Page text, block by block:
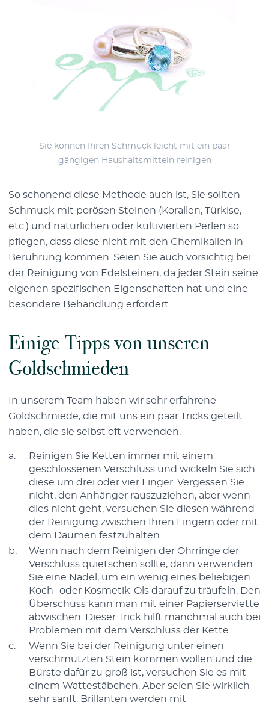
Sie können Ihren Schmuck leicht mit ein paar
gängigen Haushaltsmitteln reinigen
So schonend diese Methode auch ist, Sie sollten
Schmuck mit porösen Steinen (Korallen, Türkise,
etc.) und natürlichen oder kultivierten Perlen so
pflegen, dass diese nicht mit den Chemikalien in
Berührung kommen. Seien Sie auch vorsichtig bei
der Reinigung von Edelsteinen, da jeder Stein seine
eigenen spezifischen Eigenschaften hat und eine
besondere Behandlung erfordert.
Einige Tipps von unseren
Goldschmieden
In unserem Team haben wir sehr erfahrene
Goldschmiede, die mit uns ein paar Tricks geteilt
haben, die sie selbst oft verwenden.
Reinigen Sie Ketten immer mit einem
geschlossenen Verschluss und wickeln Sie sich
diese um drei oder vier Finger. Vergessen Sie
nicht, den Anhänger rauszuziehen, aber wenn
dies nicht geht, versuchen Sie diesen während
der Reinigung zwischen Ihren Fingern oder mit
dem Daumen festzuhalten.
Wenn nach dem Reinigen der Ohrringe der
Verschluss quietschen sollte, dann verwenden
Sie eine Nadel, um ein wenig eines beliebigen
Koch- oder Kosmetik-Öls darauf zu träufeln. Den
Überschuss kann man mit einer Papierserviette
abwischen. Dieser Trick hilft manchmal auch bei
Problemen mit dem Verschluss der Kette.
Wenn Sie bei der Reinigung unter einen
verschmutzten Stein kommen wollen und die
Bürste dafür zu groß ist, versuchen Sie es mit
einem Wattestäbchen. Aber seien Sie wirklich
sehr sanft. Brillanten werden mit